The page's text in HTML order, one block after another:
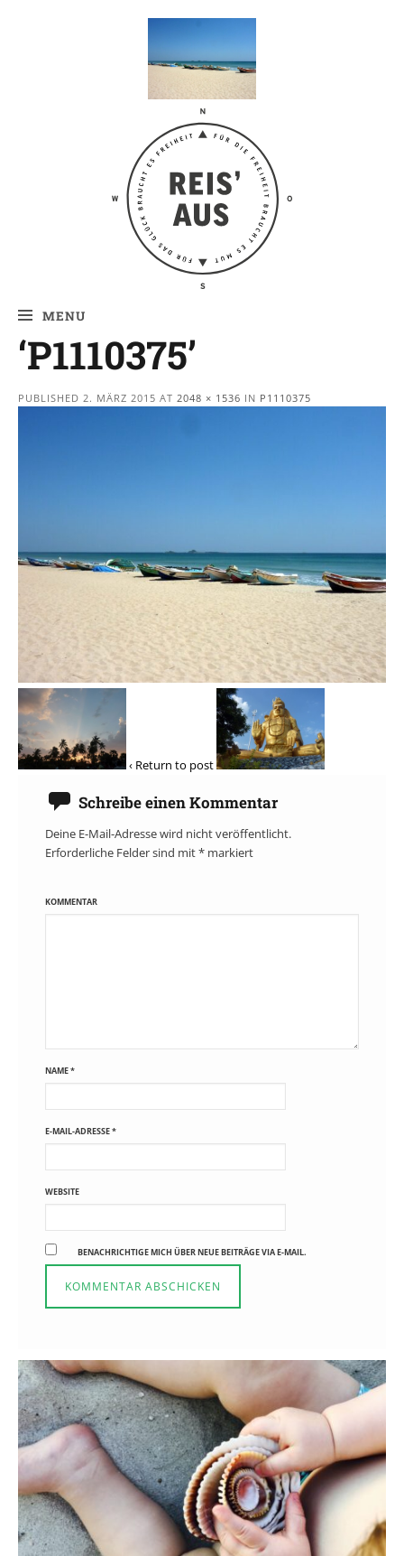
Reis' aus –
Reiseblog
MENU
‘P1110375’
PUBLISHED 2. MÄRZ 2015 AT 2048 × 1536 IN P1110375
‹ Return to post
Schreibe einen Kommentar
Deine E-Mail-Adresse wird nicht veröffentlicht.
Erforderliche Felder sind mit* markiert
KOMMENTAR
NAME*
E-MAIL-ADRESSE*
WEBSITE
BENACHRICHTIGE MICH ÜBER NEUE BEITRÄGE VIA E-MAIL.
Reisen in der Elternzeit
16. SEPTEMBER 2019